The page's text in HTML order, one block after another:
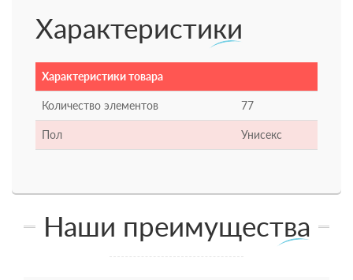
Характеристики
Характеристики товара
Количество элементов 77
Пол Унисекс
Наши преимущества